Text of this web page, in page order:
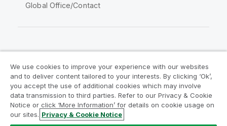
Global Office/Contact
Juridiska avtal
Produktvillkor
Legal Policies
Legal Policies
Användningsvillkor
Varumärken
We use cookies to improve your experience with our websites
and to deliver content tailored to your interests. By clicking ‘Ok’,
you accept the use of additional cookies which may involve
data transmission to third parties. Refer to our Privacy & Cookie
Notice or click ‘More Information’ for details on cookie usage on
our sites. Privacy & Cookie Notice